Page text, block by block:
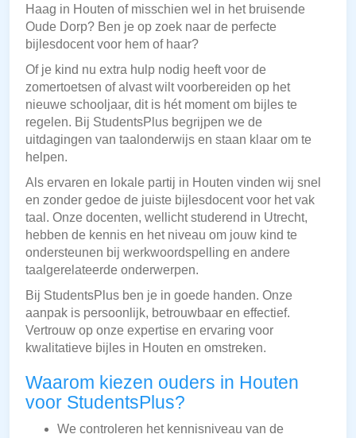
Haag in Houten of misschien wel in het bruisende
Oude Dorp? Ben je op zoek naar de perfecte
bijlesdocent voor hem of haar?
Of je kind nu extra hulp nodig heeft voor de
zomertoetsen of alvast wilt voorbereiden op het
nieuwe schooljaar, dit is hét moment om bijles te
regelen. Bij StudentsPlus begrijpen we de
uitdagingen van taalonderwijs en staan klaar om te
helpen.
Als ervaren en lokale partij in Houten vinden wij snel
en zonder gedoe de juiste bijlesdocent voor het vak
taal. Onze docenten, wellicht studerend in Utrecht,
hebben de kennis en het niveau om jouw kind te
ondersteunen bij werkwoordspelling en andere
taalgerelateerde onderwerpen.
Bij StudentsPlus ben je in goede handen. Onze
aanpak is persoonlijk, betrouwbaar en effectief.
Vertrouw op onze expertise en ervaring voor
kwalitatieve bijles in Houten en omstreken.
Waarom kiezen ouders in Houten
voor StudentsPlus?
We controleren het kennisniveau van de